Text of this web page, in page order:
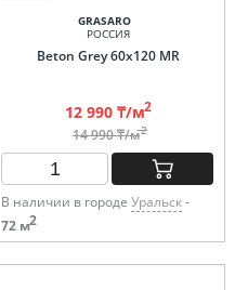
GRASARO
РОССИЯ
Beton Grey 60х120 MR
12 990 ₸/м2
14 990 ₸/м2
В наличии в городе Уральск-
72 м2